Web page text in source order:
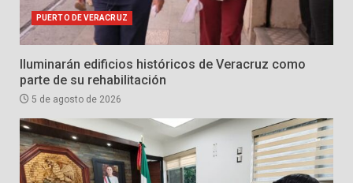
PUERTO DE VERACRUZ
Iluminarán edificios históricos de Veracruz como
parte de su rehabilitación
5 de agosto de 2026